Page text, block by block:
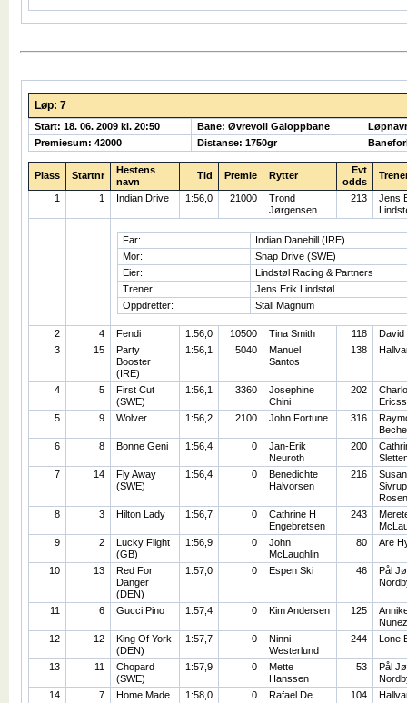
Løp: 7
Start: 18. 06. 2009 kl. 20:50 Bane: Øvrevoll Galoppbane
Premiesum: 42000
Distanse: 1750gr
Plass Startnr
Hestens
navn
Tid Premie Rytter
Evt
odds
1 1 Indian Drive 1:56,0 21000
Trond
Jørgensen
213
Jens
Far:
Indian Danehill (IRE)
Mor:
Snap Drive (SWE)
Eier:
Lindstøl Racing & Partners
Trener:
Jens Erik Lindstøl
Oppdretter:
Stall Magnum
2 4 Fendi 1:56,0 10500 Tina Smith 118
David
3
15
Party
Booster
(IRE)
1:56,1 5040
Manuel
Santos
138
4 5
First Cut
(SWE)
1:56,1 3360
Josephine
Chini
202
5
9 Wolver 1:56,2 2100 John Fortune 316
6
8 Bonne Geni 1:56,4 0
Jan-Erik
Neuroth
200
7
14
Fly Away
(SWE)
1:56,4 0
Benedichte
Halvorsen
216
8
3 Hilton Lady 1:56,7 0
Cathrine H
Engebretsen
243
9
2
Lucky Flight
(GB)
1:56,9 0
John
McLaughlin
80 Are
10 13
Red For
Danger
(DEN)
1:57,0 0 Espen Ski 46
Pål
11 6 Gucci Pino 1:57,4 0 Kim Andersen 125
Nunez
12
12
King Of York
(DEN)
1:57,7 0
Ninni
Westerlund
244 Lone
13 11
Chopard
(SWE)
1:57,9 0
Mette
Hanssen
53
Pål
14
7 Home Made 1:58,0 0
Rafael De
104